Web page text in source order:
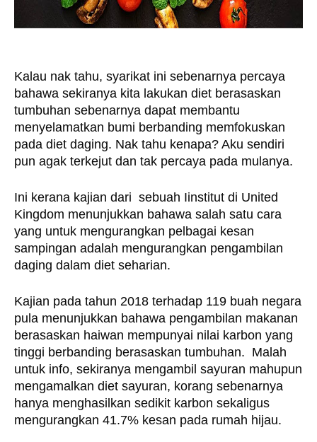
Kalau nak tahu, syarikat ini sebenarnya percaya
bahawa sekiranya kita lakukan diet berasaskan
tumbuhan sebenarnya dapat membantu
menyelamatkan bumi berbanding memfokuskan
pada diet daging. Nak tahu kenapa? Aku sendiri
pun agak terkejut dan tak percaya pada mulanya.
Ini kerana kajian dari  sebuah Iinstitut di United
Kingdom menunjukkan bahawa salah satu cara
yang untuk mengurangkan pelbagai kesan
sampingan adalah mengurangkan pengambilan
daging dalam diet seharian.
Kajian pada tahun 2018 terhadap 119 buah negara
pula menunjukkan bahawa pengambilan makanan
berasaskan haiwan mempunyai nilai karbon yang
tinggi berbanding berasaskan tumbuhan.  Malah
untuk info, sekiranya mengambil sayuran mahupun
mengamalkan diet sayuran, korang sebenarnya
hanya menghasilkan sedikit karbon sekaligus
mengurangkan 41.7% kesan pada rumah hijau.